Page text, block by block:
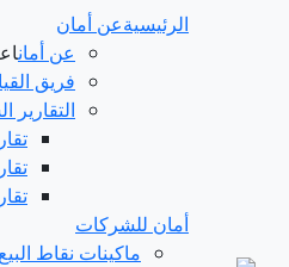
الرئيسيةعن أمان
عن أمان
فريق
التقارير
تقارير
تقارير
تقارير
أمان للشركات
ماكينات نقاط البيع POS لقبول الدفع البنكي